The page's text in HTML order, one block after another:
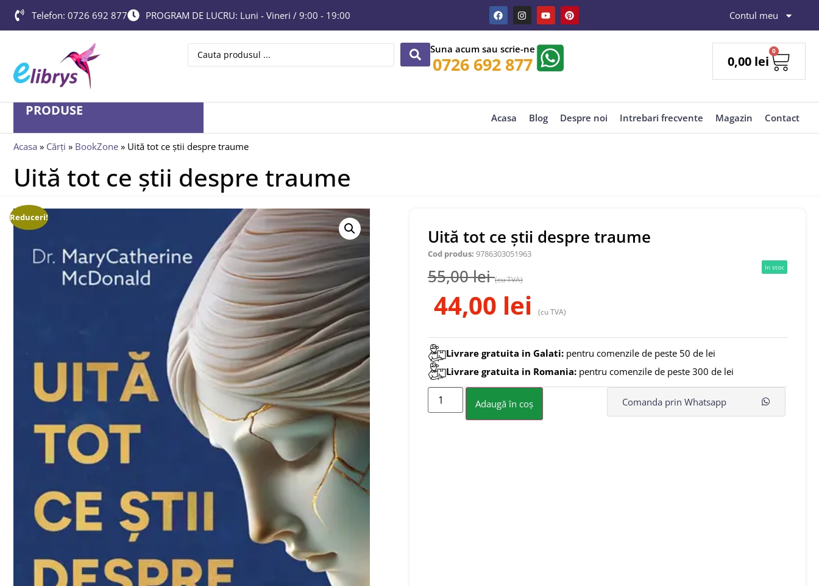
Telefon: 0726 692 877 PROGRAM DE LUCRU: Luni - Vineri / 9:00 - 19:00 Contul meu
Suna acum sau scrie-ne
0726 692 877 0,00 lei
0
PRODUSE Acasa Blog Despre noi Intrebari frecvente Magazin Contact
Acasa » Cărți » BookZone » Uită tot ce știi despre traume
Uită tot ce știi despre traume
Reduceri!
Uită tot ce știi despre traume
Cod produs: 9786303051963
55,00lei (cu TVA)
44,00 lei (cu TVA)
In stoc
Livrare gratuita in Galati: pentru comenzile de peste 50 de lei
Livrare gratuita in Romania: pentru comenzile de peste 300 de lei
Adaugă în coș Comanda prin Whatsapp